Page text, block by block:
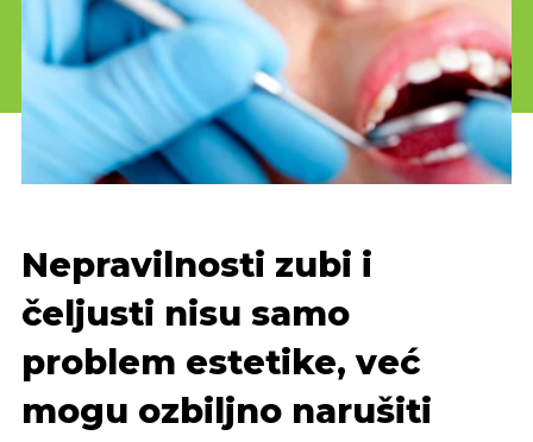
Nepravilnosti zubi i
čeljusti nisu samo
problem estetike, već
mogu ozbiljno narušiti